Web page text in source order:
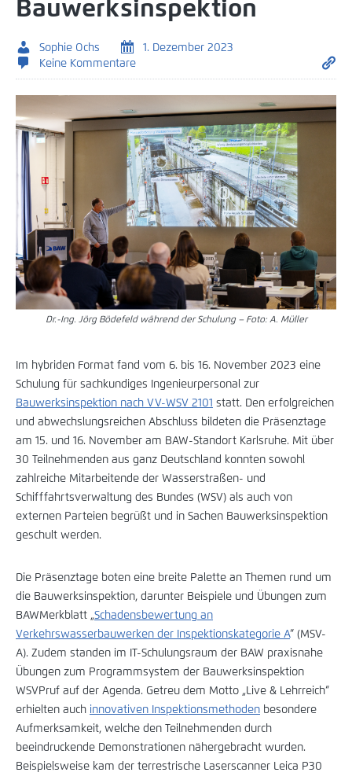
Bauwerksinspektion
Sophie Ochs
1. Dezember 2023
Keine Kommentare
Dr.-Ing. Jörg Bödefeld während der Schulung – Foto: A. Müller
Im hybriden Format fand vom 6. bis 16. November 2023 eine
Schulung für sachkundiges Ingenieurpersonal zur
Bauwerksinspektion nach VV-WSV 2101 statt. Den erfolgreichen
und abwechslungsreichen Abschluss bildeten die Präsenztage
am 15. und 16. November am BAW-Standort Karlsruhe. Mit über
30 Teilnehmenden aus ganz Deutschland konnten sowohl
zahlreiche Mitarbeitende der Wasserstraßen- und
Schifffahrtsverwaltung des Bundes (WSV) als auch von
externen Parteien begrüßt und in Sachen Bauwerksinspektion
geschult werden.
Die Präsenztage boten eine breite Palette an Themen rund um
die Bauwerksinspektion, darunter Beispiele und Übungen zum
BAWMerkblatt „Schadensbewertung an
Verkehrswasserbauwerken der Inspektionskategorie A“ (MSV-
A). Zudem standen im IT-Schulungsraum der BAW praxisnahe
Übungen zum Programmsystem der Bauwerksinspektion
WSVPruf auf der Agenda. Getreu dem Motto „Live & Lehrreich“
erhielten auch innovativen Inspektionsmethoden besondere
Aufmerksamkeit, welche den Teilnehmenden durch
beeindruckende Demonstrationen nähergebracht wurden.
Beispielsweise kam der terrestrische Laserscanner Leica P30